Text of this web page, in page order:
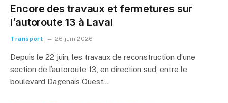
Encore des travaux et fermetures sur
l’autoroute 13 à Laval
Transport 26 juin 2026
Depuis le 22 juin, les travaux de reconstruction d’une
section de l’autoroute 13, en direction sud, entre le
boulevard Dagenais Ouest…